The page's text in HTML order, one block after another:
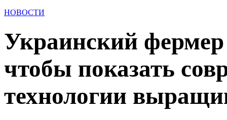
НОВОСТИ
Украинский фермер
чтобы показать
технологии